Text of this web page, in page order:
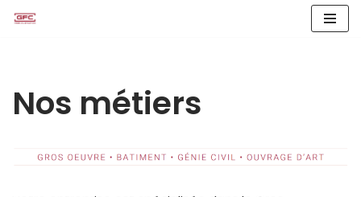
Nos métiers